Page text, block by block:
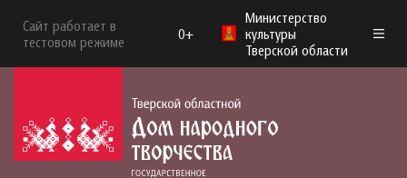
Сайт работает в
тестовом режиме
0+
Министерство
культуры
Тверской области